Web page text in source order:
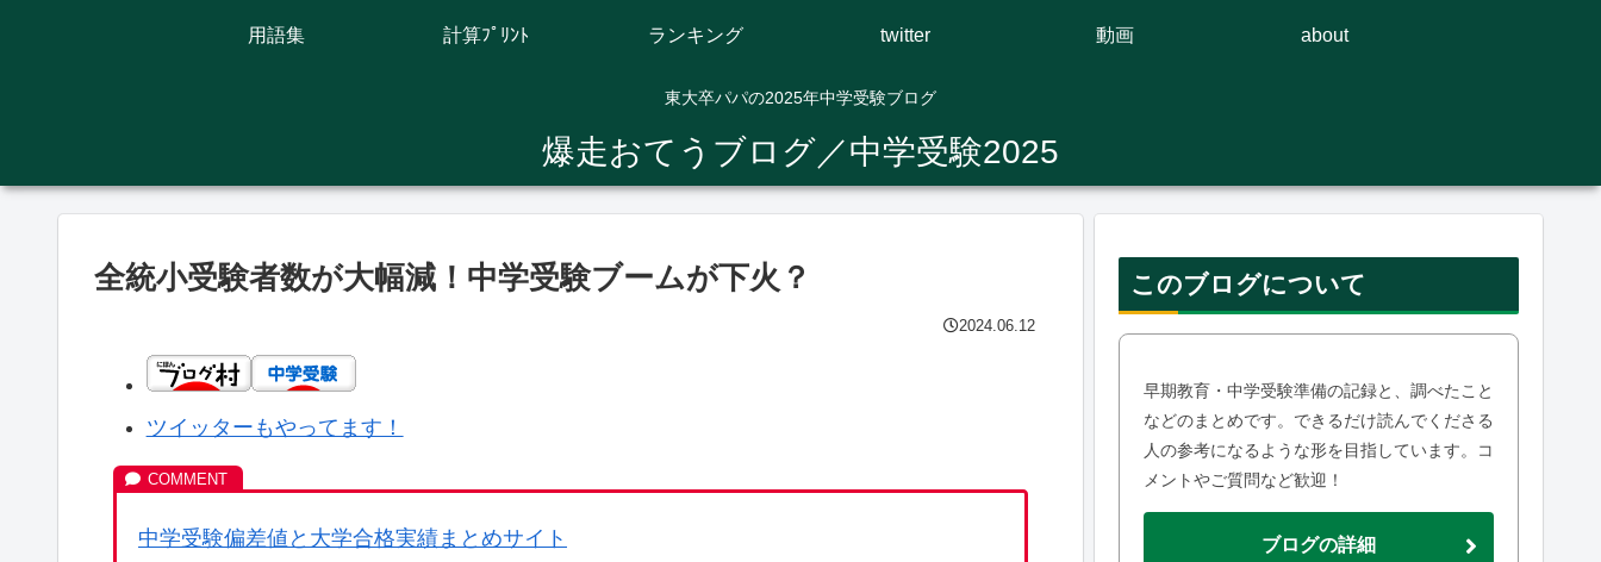
東大卒パパの2025年中学受験ブログ
爆走おてうブログ／中学受験2025
用語集 計算ﾌﾟﾘﾝﾄ ランキング twitter 動画 about
全統小受験者数が大幅減！中学受験ブームが下火？
2024.06.12
ツイッターもやってます！
中学受験偏差値と大学合格実績まとめサイト
このブログについて
早期教育・中学受験準備の記録と、調べたこと
などのまとめです。できるだけ読んでくださる
人の参考になるような形を目指しています。コ
メントやご質問など歓迎！
ブログの詳細